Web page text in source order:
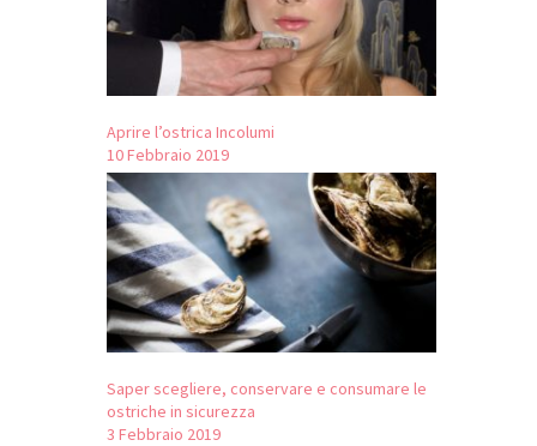
Aprire l’ostrica Incolumi
10 Febbraio 2019
Saper scegliere, conservare e consumare le
ostriche in sicurezza
3 Febbraio 2019